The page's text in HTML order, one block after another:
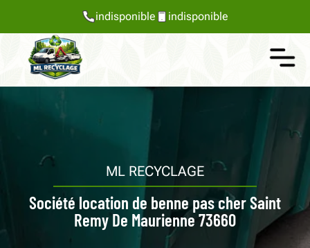
indisponible indisponible
ML RECYCLAGE
Société location de benne pas cher Saint
Remy De Maurienne 73660